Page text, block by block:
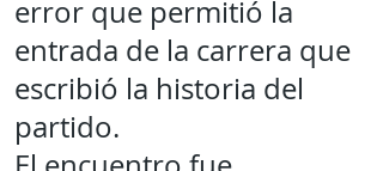
error que permitió la
entrada de la carrera que
escribió la historia del
partido.